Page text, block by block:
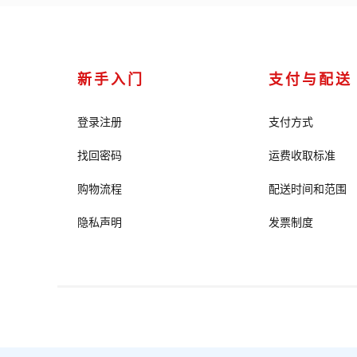
新手入门
登录注册
找回密码
购物流程
隐私声明
支付与配送
支付方式
运费收取标准
配送时间和范围
发票制度